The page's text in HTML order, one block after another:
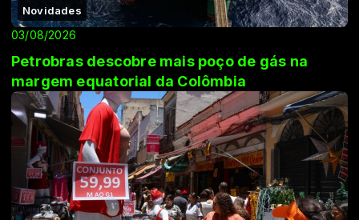
Novidades
03/08/2026
Petrobras descobre mais poço de gás na
margem equatorial da Colômbia